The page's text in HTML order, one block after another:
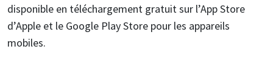
disponible en téléchargement gratuit sur l’App Store
d’Apple et le Google Play Store pour les appareils
mobiles.